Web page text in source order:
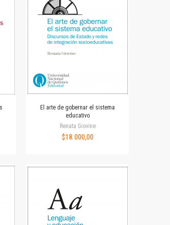
El arte de gobernar el sistema
educativo
Renata Giovine
$18.000,00